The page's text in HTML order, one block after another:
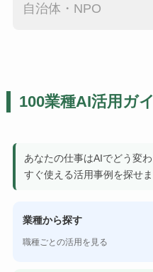
自治体・NPO
100業種AI活用ガ
あなたの仕事はAIでどう変
すぐ使える活用事例を探せま
業種から探す
職種ごとの活用を見る